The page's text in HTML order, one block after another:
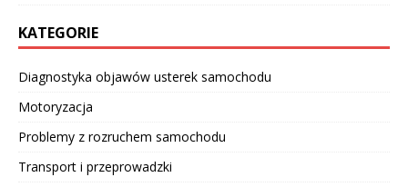
KATEGORIE
Diagnostyka objawów usterek samochodu
Motoryzacja
Problemy z rozruchem samochodu
Transport i przeprowadzki